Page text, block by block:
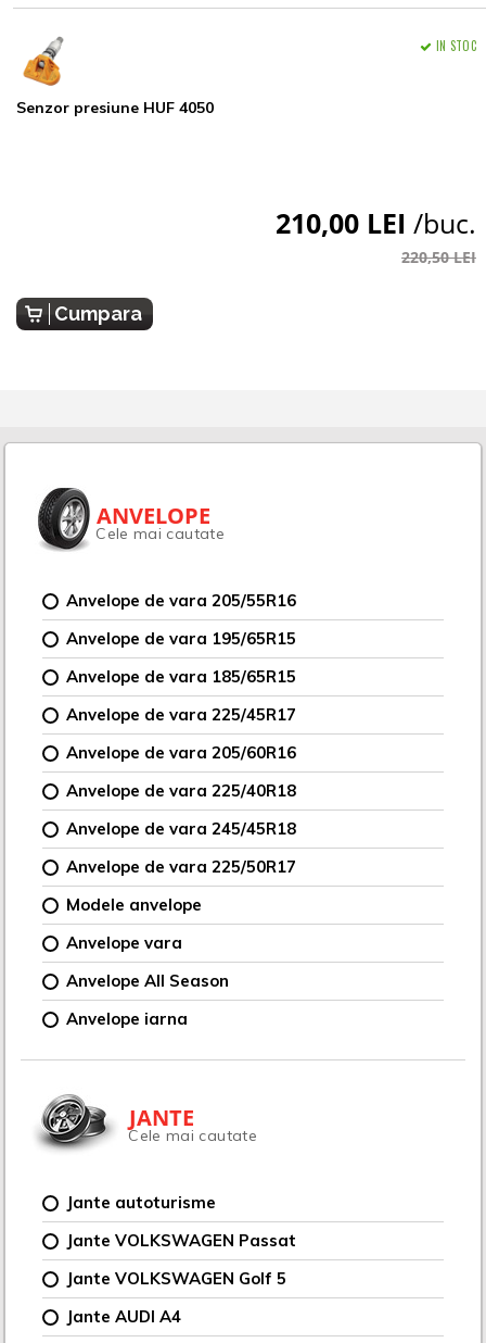
Senzor presiune HUF 4050
IN STOC
210,00 LEI /buc.
220,50 LEI
Cumpara
ANVELOPE
Cele mai cautate
Anvelope de vara 205/55R16
Anvelope de vara 195/65R15
Anvelope de vara 185/65R15
Anvelope de vara 225/45R17
Anvelope de vara 205/60R16
Anvelope de vara 225/40R18
Anvelope de vara 245/45R18
Anvelope de vara 225/50R17
Modele anvelope
Anvelope vara
Anvelope All Season
Anvelope iarna
JANTE
Cele mai cautate
Jante autoturisme
Jante VOLKSWAGEN Passat
Jante VOLKSWAGEN Golf 5
Jante AUDI A4